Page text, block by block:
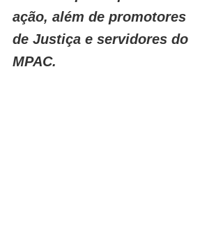
ação, além de promotores
de Justiça e servidores do
MPAC.